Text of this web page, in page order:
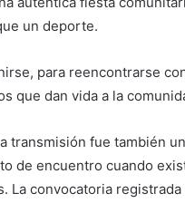
un deporte.
para reencontrarse
que dan vida a la
transmisión fue también
de encuentro cuando
La convocatoria